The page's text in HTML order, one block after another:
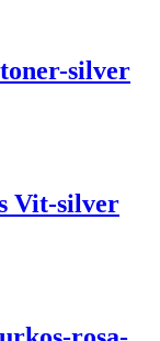
silver
Vit-silver